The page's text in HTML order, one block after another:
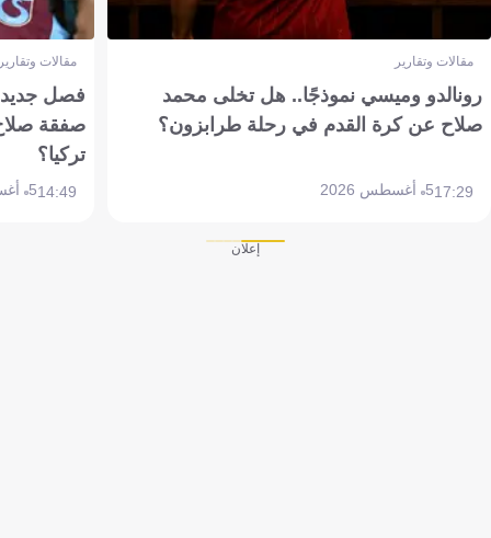
مقالات وتقارير
رونالدو وميسي نموذجًا.. هل تخلى محمد
صلاح عن كرة القدم في رحلة طرابزون؟
17:295 أغسطس 2026
مقالات
فصل جديد
صفقة
تركيا؟
14:495 أغسطس 2026
إعلان